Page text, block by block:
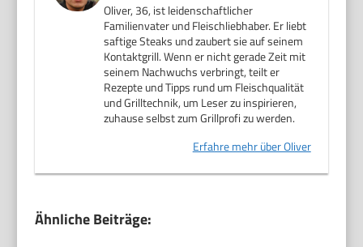
Oliver, 36, ist leidenschaftlicher
Familienvater und Fleischliebhaber. Er liebt
saftige Steaks und zaubert sie auf seinem
Kontaktgrill. Wenn er nicht gerade Zeit mit
seinem Nachwuchs verbringt, teilt er
Rezepte und Tipps rund um Fleischqualität
und Grilltechnik, um Leser zu inspirieren,
zuhause selbst zum Grillprofi zu werden.
Erfahre mehr über Oliver
Ähnliche Beiträge: